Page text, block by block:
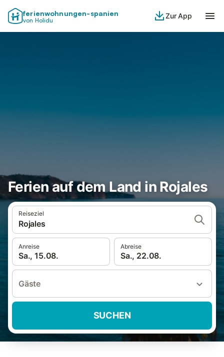
ferienwohnungen-spanien
von Holidu
Zur App
Ferien auf dem Land in Rojales
Reiseziel
Rojales
Anreise
Sa., 15.08.
Abreise
Sa., 22.08.
Gäste
SUCHEN